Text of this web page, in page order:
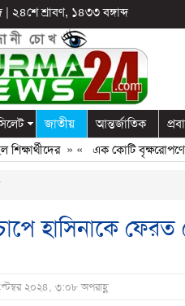
| ২৪শে শ্রাবণ, ১৪৩৩ বঙ্গাব্দ
জাতীয় আন্তর্জাতিক
» «এক কোটি বৃক্ষরোপণের
হাসিনাকে
২০২৪, ৩:০৮ অপরাহ্ণ